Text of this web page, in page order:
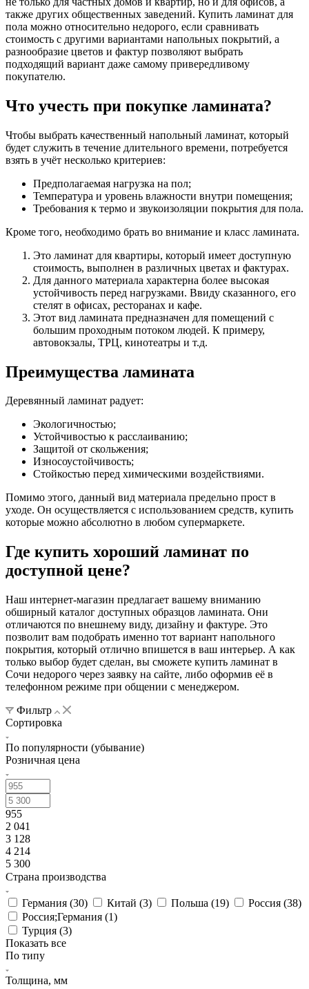
также других общественных заведений. Купить ламинат для
пола можно относительно недорого, если сравнивать
стоимость с другими вариантами напольных покрытий, а
разнообразие цветов и фактур позволяют выбрать
подходящий вариант даже самому привередливому
покупателю.
Что учесть при покупке ламината?
Чтобы выбрать качественный напольный ламинат, который
будет служить в течение длительного времени, потребуется
взять в учёт несколько критериев:
Предполагаемая нагрузка на пол;
Температура и уровень влажности внутри помещения;
Требования к термо и звукоизоляции покрытия для пола.
Кроме того, необходимо брать во внимание и класс ламината.
Это ламинат для квартиры, который имеет доступную
стоимость, выполнен в различных цветах и фактурах.
Для данного материала характерна более высокая
устойчивость перед нагрузками. Ввиду сказанного, его
стелят в офисах, ресторанах и кафе.
Этот вид ламината предназначен для помещений с
большим проходным потоком людей. К примеру,
автовокзалы, ТРЦ, кинотеатры и т.д.
Преимущества ламината
Деревянный ламинат радует:
Экологичностью;
Устойчивостью к расслаиванию;
Защитой от скольжения;
Износоустойчивость;
Стойкостью перед химическими воздействиями.
Помимо этого, данный вид материала предельно прост в
уходе. Он осуществляется с использованием средств, купить
которые можно абсолютно в любом супермаркете.
Где купить хороший ламинат по
доступной цене?
Наш интернет-магазин предлагает вашему вниманию
обширный каталог доступных образцов ламината. Они
отличаются по внешнему виду, дизайну и фактуре. Это
позволит вам подобрать именно тот вариант напольного
покрытия, который отлично впишется в ваш интерьер. А как
только выбор будет сделан, вы сможете купить ламинат в
Сочи недорого через заявку на сайте, либо оформив её в
телефонном режиме при общении с менеджером.
Фильтр
Сортировка
По популярности (убывание)
Розничная цена
955
2 041
3 128
4 214
5 300
Страна производства
Германия (30) Китай (3) Польша (19) Россия (38)
Россия;Германия (1)
Турция (3)
Показать все
По типу
Толщина, мм